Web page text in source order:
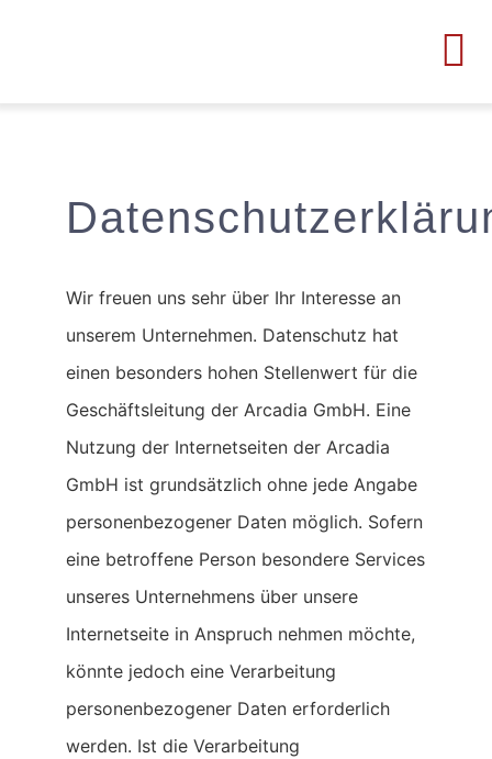
Wir freuen uns sehr über Ihr Interesse an
unserem Unternehmen. Datenschutz hat
einen besonders hohen Stellenwert für die
Geschäftsleitung der Arcadia GmbH. Eine
Nutzung der Internetseiten der Arcadia
GmbH ist grundsätzlich ohne jede Angabe
personenbezogener Daten möglich. Sofern
eine betroffene Person besondere Services
unseres Unternehmens über unsere
Internetseite in Anspruch nehmen möchte,
könnte jedoch eine Verarbeitung
personenbezogener Daten erforderlich
werden. Ist die Verarbeitung